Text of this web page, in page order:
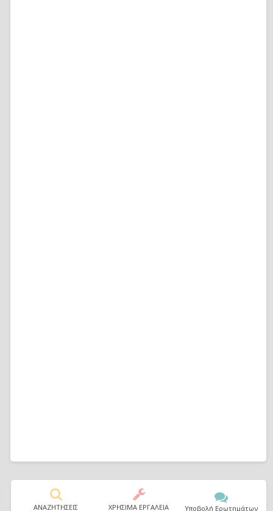
ΑΝΑΖΗΤΗΣΕΙΣ ΧΡΗΣΙΜΑ ΕΡΓΑΛΕΙΑ Υποβολή Ερωτημάτων